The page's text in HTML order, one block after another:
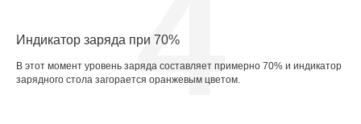
Индикатор заряда при 70%
В этот момент уровень заряда составляет примерно 70% и индикатор
зарядного стола загорается оранжевым цветом.